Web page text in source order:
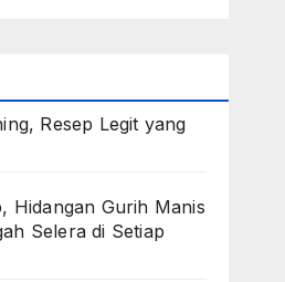
Resep Legit yang
Hidangan Gurih Manis
Selera di Setiap